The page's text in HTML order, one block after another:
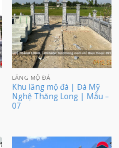
LĂNG MỘ ĐÁ
Khu lăng mộ đá | Đá Mỹ
Nghệ Thăng Long | Mẫu –
07